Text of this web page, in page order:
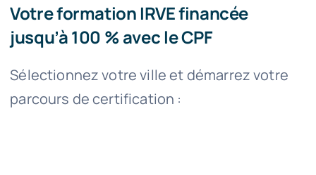
Votre formation IRVE financée
jusqu’à 100 % avec le CPF
Sélectionnez votre ville et démarrez votre
parcours de certification :